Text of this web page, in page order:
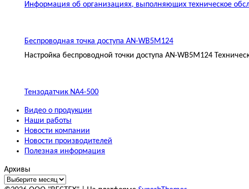
Информация об организациях, выполняющих техническое
Беспроводная точка доступа AN-WB5M124
Настройка беспроводной точки доступа AN-WB5M124
Тензодатчик NA4-500
Видео о продукции
Наши работы
Новости компании
Новости производителей
Полезная информация
Архивы